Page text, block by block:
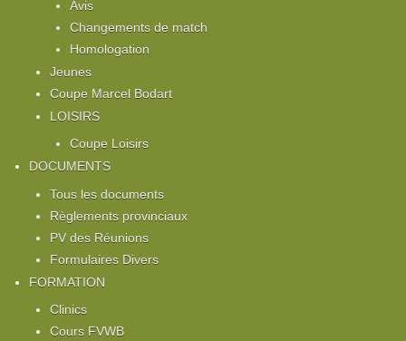
Avis
Changements de match
Homologation
Jeunes
Coupe Marcel Bodart
LOISIRS
Coupe Loisirs
DOCUMENTS
Tous les documents
Règlements provinciaux
PV des Réunions
Formulaires Divers
FORMATION
Clinics
Cours FVWB